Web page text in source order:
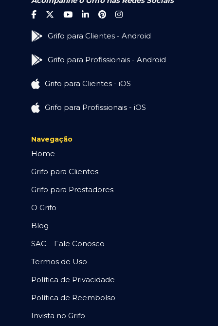
Grifo para Clientes - Android
Grifo para Profissionais - Android
Grifo para Clientes - iOS
Grifo para Profissionais - iOS
Navegação
Home
Grifo para Clientes
Grifo para Prestadores
O Grifo
Blog
SAC – Fale Conosco
Termos de Uso
Política de Privacidade
Política de Reembolso
Invista no Grifo